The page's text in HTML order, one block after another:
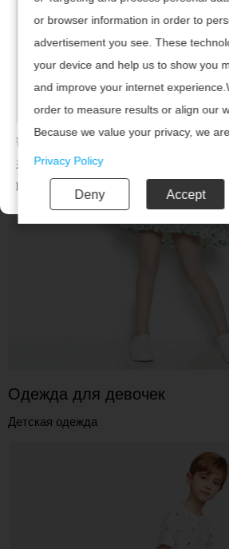
请及时联系广州腾虎网络科技有限公司续费
若已续费，请点击
联系电话：020-85201720
Одежда для девочек
Детская одежда
or browser information in order to
advertisement you see. These
your device and help us to show you
and improve your internet
order to measure results or align our
Because we value your privacy, we
your permission to use the following
Privacy Policy
Deny Accept